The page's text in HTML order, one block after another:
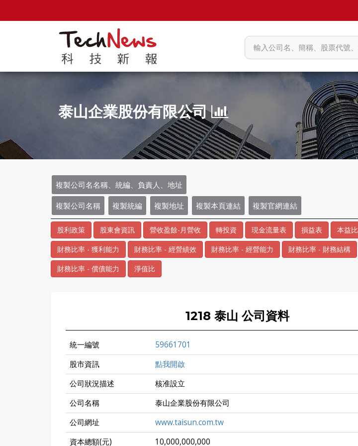
泰山企業股份有限公司
複製公司名名稱、統編、負責人、地址
複製公司名稱 複製統編 複製地址 複製本頁連結 複製官網連結
股利政策 股東會資訊 營收盈餘-月營收 轉投資 現金流量表 損益表 本益比
財務比率 - 獲利能力 財務比率 - 經營績效 財務比率 - 經營能力 財務比率 - 財務結構
財務比率 - 償債能力 淨值比
1218 泰山 公司資料
統一編號
59661701
股市資訊
點我開啟
公司狀況描述
核准設立
公司名稱
泰山企業股份有限公司
公司網址
www.taisun.com.tw
資本總額(元)
10,000,000,000